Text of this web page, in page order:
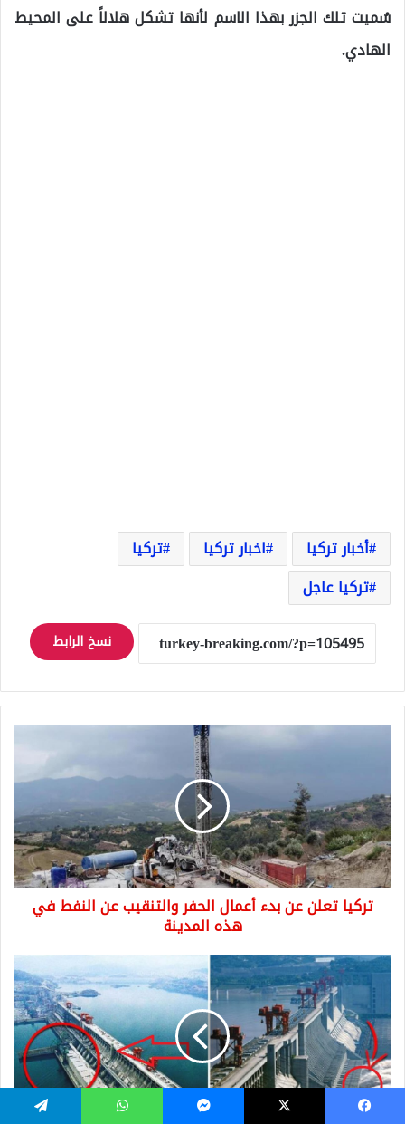
سُميت تلك الجزر بهذا الاسم لأنها تشكل هلالاً على المحيط
الهادي.
أخبار تركيا اخبار تركيا
تركيا
تركيا عاجل
نسخ الرابط
بدء
أعمال
الحفر
والتنقيب
عن
النفط
تركيا تعلن عن بدء أعمال الحفر والتنقيب عن النفط في
هذه المدينة
هل
سمعت
بقصة
“الخوارق
الثلاثة”..
عندما
أبطأت
الصين
دوران